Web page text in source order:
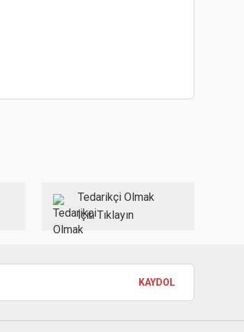
Tedarikçi Olmak
İçin Tıklayın
KAYDOL